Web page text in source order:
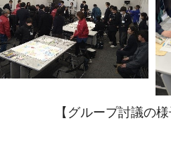
【グループ討議の様